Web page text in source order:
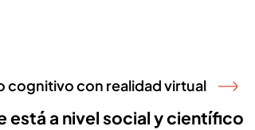
cognitivo con realidad virtual
está a nivel social y científico